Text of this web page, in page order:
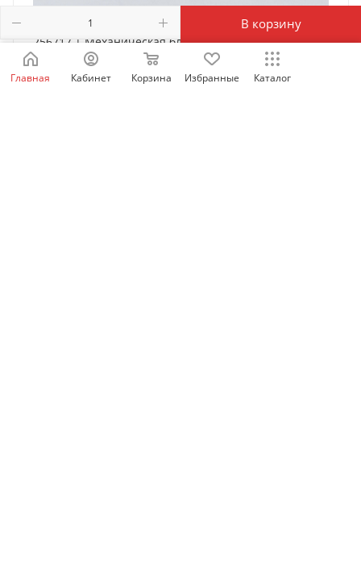
В корзину
256717 | Механическая блокировка MI-5 для NC1-
09-32, NXC-06-38, Chint
Есть в наличии: 9594
Главная Кабинет Корзина Избранные Каталог